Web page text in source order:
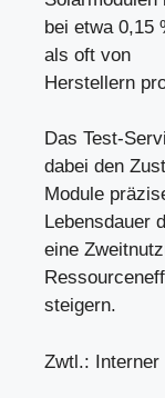
bei etwa 0,15
als oft von
Herstellern
Das Test-
dabei den
Module
Lebensdauer
eine
steigern.
Zwtl.: Interner